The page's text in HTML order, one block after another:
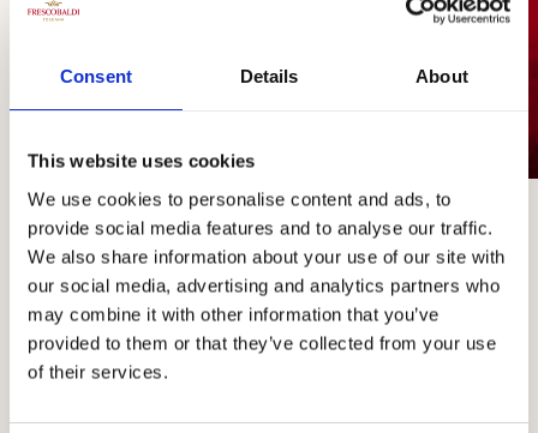
Consent Details About
This website uses cookies
We use cookies to personalise content and ads, to
provide social media features and to analyse our traffic.
We also share information about your use of our site with
our social media, advertising and analytics partners who
may combine it with other information that you’ve
provided to them or that they’ve collected from your use
of their services.
Willkommen
in der Welt